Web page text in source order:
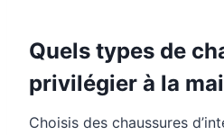
Quels types de
privilégier à la
Choisis des chaussures